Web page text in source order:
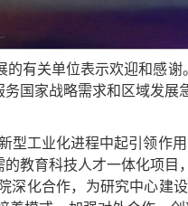
有关单位表示欢迎和感
国家战略需求和区域发
工业化进程中起引领作
教育科技人才一体化项
化合作，为研究中心建